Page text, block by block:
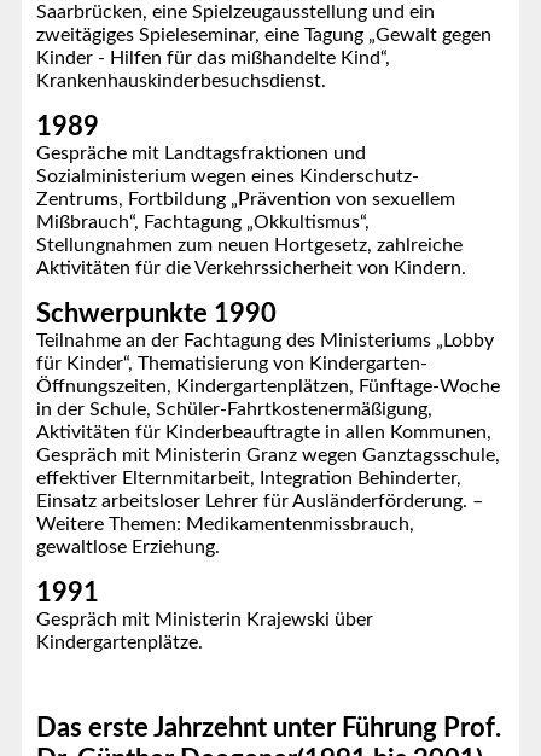
Saarbrücken, eine Spielzeugausstellung und ein
zweitägiges Spieleseminar, eine Tagung „Gewalt gegen
Kinder - Hilfen für das mißhandelte Kind“,
Krankenhauskinderbesuchsdienst.
1989
Gespräche mit Landtagsfraktionen und
Sozialministerium wegen eines Kinderschutz-
Zentrums, Fortbildung „Prävention von sexuellem
Mißbrauch“, Fachtagung „Okkultismus“,
Stellungnahmen zum neuen Hortgesetz, zahlreiche
Aktivitäten für die Verkehrssicherheit von Kindern.
Schwerpunkte 1990
Teilnahme an der Fachtagung des Ministeriums „Lobby
für Kinder“, Thematisierung von Kindergarten-
Öffnungszeiten, Kindergartenplätzen, Fünftage-Woche
in der Schule, Schüler-Fahrtkostenermäßigung,
Aktivitäten für Kinderbeauftragte in allen Kommunen,
Gespräch mit Ministerin Granz wegen Ganztagsschule,
effektiver Elternmitarbeit, Integration Behinderter,
Einsatz arbeitsloser Lehrer für Ausländerförderung. –
Weitere Themen: Medikamentenmissbrauch,
gewaltlose Erziehung.
1991
Gespräch mit Ministerin Krajewski über
Kindergartenplätze.
Das erste Jahrzehnt unter Führung Prof.